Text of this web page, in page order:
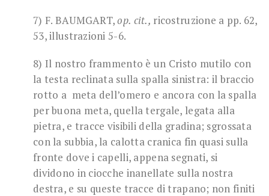
7) F. BAUMGART,op. cit., ricostruzione a pp. 62,
53, illustrazioni 5-6.
8) Il nostro frammento è un Cristo mutilo con
la testa reclinata sulla spalla sinistra: il braccio
rotto a meta dell’omero e ancora con la spalla
per buona meta, quella tergale, legata alla
pietra, e tracce visibili della gradina; sgrossata
con la subbia, la calotta cranica fin quasi sulla
fronte dove i capelli, appena segnati, si
dividono in ciocche inanellate sulla nostra
destra, e su queste tracce di trapano; non finiti